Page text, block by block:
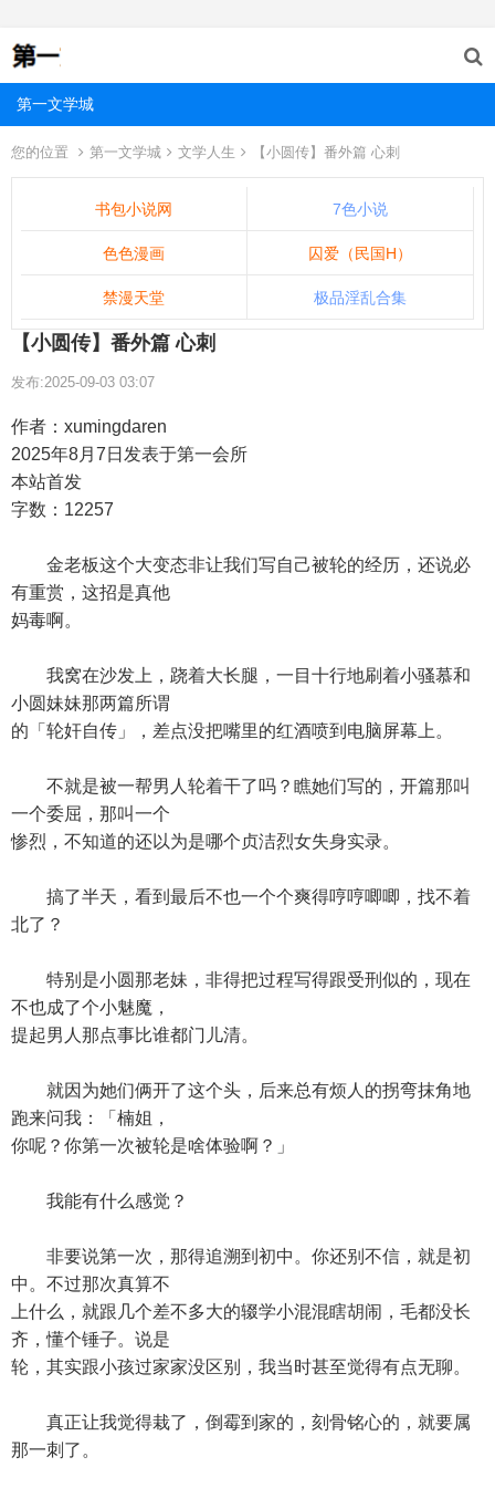
第一文学城
您的位置 第一文学城 文学人生 【小圆传】番外篇 心刺
书包小说网 7色小说
色色漫画 囚爱（民国H）
禁漫天堂 极品淫乱合集
【小圆传】番外篇 心刺
发布:2025-09-03 03:07
作者：xumingdaren
2025年8月7日发表于第一会所
本站首发
字数：12257
金老板这个大变态非让我们写自己被轮的经历，还说必
有重赏，这招是真他
妈毒啊。
我窝在沙发上，跷着大长腿，一目十行地刷着小骚慕和
小圆妹妹那两篇所谓
的「轮奸自传」，差点没把嘴里的红酒喷到电脑屏幕上。
不就是被一帮男人轮着干了吗？瞧她们写的，开篇那叫
一个委屈，那叫一个
惨烈，不知道的还以为是哪个贞洁烈女失身实录。
搞了半天，看到最后不也一个个爽得哼哼唧唧，找不着
北了？
特别是小圆那老妹，非得把过程写得跟受刑似的，现在
不也成了个小魅魔，
提起男人那点事比谁都门儿清。
就因为她们俩开了这个头，后来总有烦人的拐弯抹角地
跑来问我：「楠姐，
你呢？你第一次被轮是啥体验啊？」
我能有什么感觉？
非要说第一次，那得追溯到初中。你还别不信，就是初
中。不过那次真算不
上什么，就跟几个差不多大的辍学小混混瞎胡闹，毛都没长
齐，懂个锤子。说是
轮，其实跟小孩过家家没区别，我当时甚至觉得有点无聊。
真正让我觉得栽了，倒霉到家的，刻骨铭心的，就要属
那一刺了。